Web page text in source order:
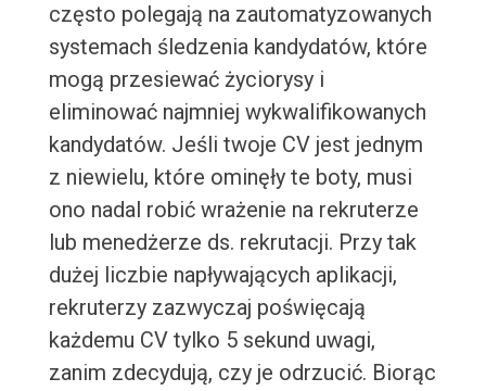
często polegają na zautomatyzowanych
systemach śledzenia kandydatów, które
mogą przesiewać życiorysy i
eliminować najmniej wykwalifikowanych
kandydatów. Jeśli twoje CV jest jednym
z niewielu, które ominęły te boty, musi
ono nadal robić wrażenie na rekruterze
lub menedżerze ds. rekrutacji. Przy tak
dużej liczbie napływających aplikacji,
rekruterzy zazwyczaj poświęcają
każdemu CV tylko 5 sekund uwagi,
zanim zdecydują, czy je odrzucić. Biorąc